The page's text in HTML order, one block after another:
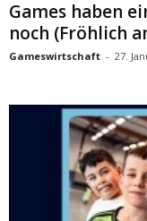
Games haben
noch (Fröhlich
Gameswirtschaft - 27.